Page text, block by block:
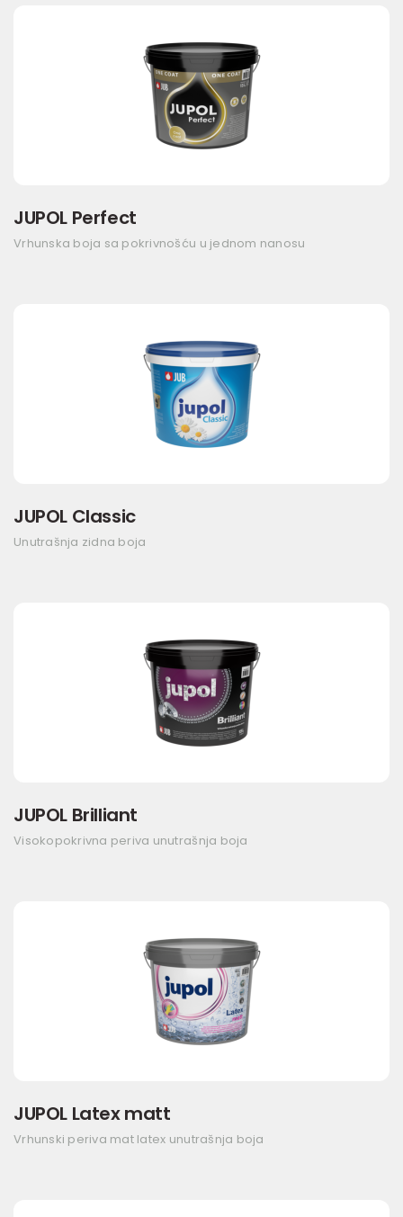
JUPOL Perfect
Vrhunska boja sa pokrivnošću u jednom nanosu
JUPOL Classic
Unutrašnja zidna boja
JUPOL Brilliant
Visokopokrivna periva unutrašnja boja
JUPOL Latex matt
Vrhunski periva mat latex unutrašnja boja